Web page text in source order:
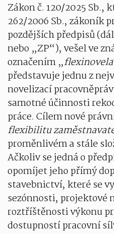
Zákon č. 120/2025 Sb.,
262/2006 Sb., zákoník
pozdějších předpisů
nebo „ZP“), vešel ve
označením „flexinovela
představuje jednu z
novelizací
samotné účinnosti
práce. Cílem nové
flexibilitu
proměnlivém a stále
Ačkoliv se jedná o
opomíjet jeho přímý
stavebnictví, které se
sezónnosti, projektové
roztříštěnosti výkonu
dostupností pracovní